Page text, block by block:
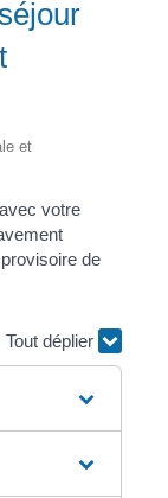
et
votre
de
Tout déplier